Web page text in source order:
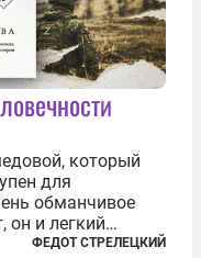
который
для
обманчивое
он и легкий
—
ФЕДОТ СТРЕЛЕЦКИЙ